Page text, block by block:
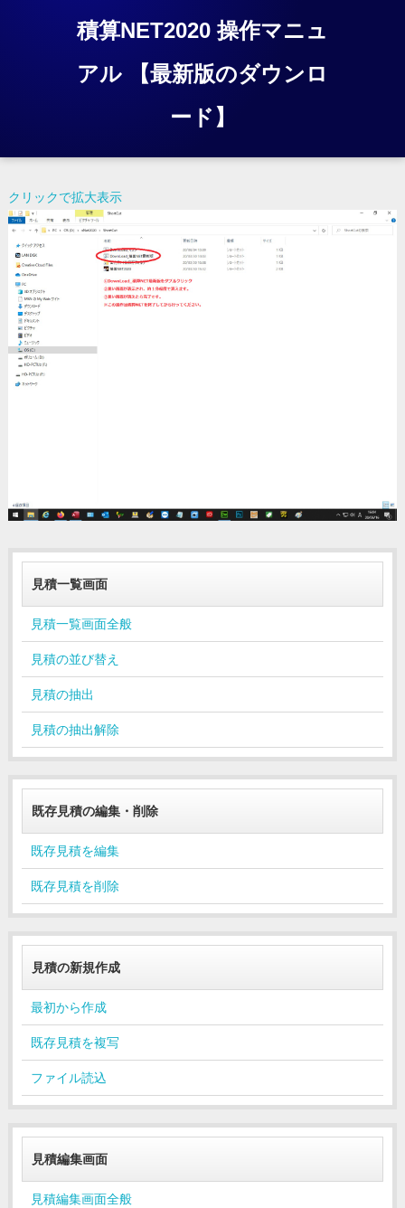
積算NET2020 操作マニュ
アル 【最新版のダウンロ
ード】
クリックで拡大表示
見積一覧画面
見積一覧画面全般
見積の並び替え
見積の抽出
見積の抽出解除
既存見積の編集・削除
既存見積を編集
既存見積を削除
見積の新規作成
最初から作成
既存見積を複写
ファイル読込
見積編集画面
見積編集画面全般